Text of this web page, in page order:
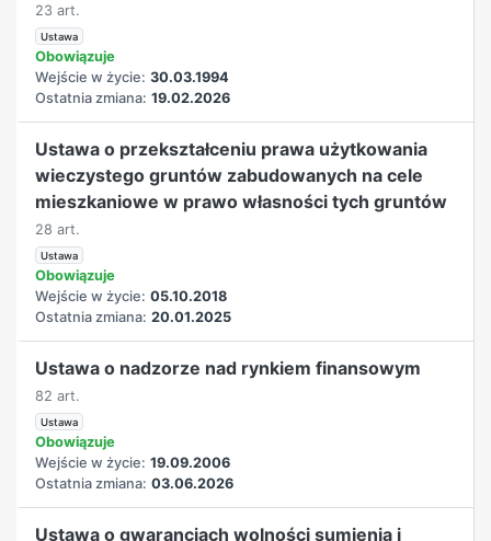
23 art.
Ustawa
Obowiązuje
Wejście w życie: 30.03.1994
Ostatnia zmiana: 19.02.2026
Ustawa o przekształceniu prawa użytkowania
wieczystego gruntów zabudowanych na cele
mieszkaniowe w prawo własności tych gruntów
28 art.
Ustawa
Obowiązuje
Wejście w życie: 05.10.2018
Ostatnia zmiana: 20.01.2025
Ustawa o nadzorze nad rynkiem finansowym
82 art.
Ustawa
Obowiązuje
Wejście w życie: 19.09.2006
Ostatnia zmiana: 03.06.2026
Ustawa o gwarancjach wolności sumienia i